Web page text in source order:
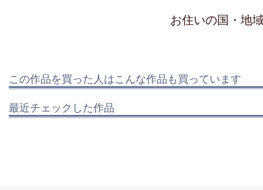
お住いの国・地
この作品を買った人はこんな作品も買っています
最近チェックした作品